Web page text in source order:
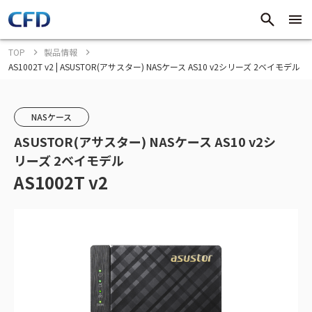
TOP
製品情報
AS1002T v2 | ASUSTOR(アサスター) NASケース AS10 v2シリーズ 2ベイモデル
NASケース
ASUSTOR(アサスター) NASケース AS10 v2シ
リーズ 2ベイモデル
AS1002T v2